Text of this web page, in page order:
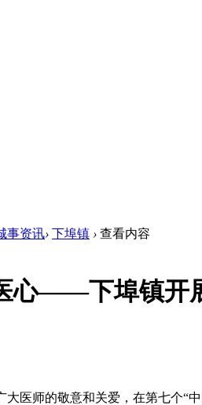
事资讯› 下埠镇 › 查看内容
心——下埠镇开
医师的敬意和关爱，在第七个“